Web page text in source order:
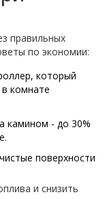
правильных
по экономии:
который
комнате
камином - до 30%
поверхности
и снизить